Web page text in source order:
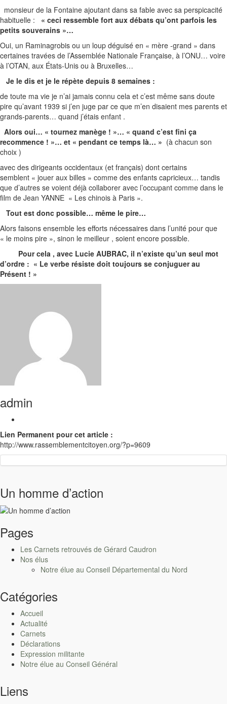
monsieur de la Fontaine ajoutant dans sa fable avec sa perspicacité
habituelle : « ceci ressemble fort aux débats qu’ont parfois les
petits souverains »…
Oui, un Raminagrobis ou un loup déguisé en « mère -grand » dans
certaines travées de l’Assemblée Nationale Française, à l’ONU… voire
à l’OTAN, aux États-Unis ou à Bruxelles…
Je le dis et je le répète depuis 8 semaines :
de toute ma vie je n’ai jamais connu cela et c’est même sans doute
pire qu’avant 1939 si j’en juge par ce que m’en disaient mes parents et
grands-parents… quand j’étais enfant .
Alors oui… « tournez manège ! »… « quand c’est fini ça
recommence ! »… et « pendant ce temps là… » (à chacun son
choix )
avec des dirigeants occidentaux (et français) dont certains
semblent « jouer aux billes » comme des enfants capricieux… tandis
que d’autres se voient déjà collaborer avec l’occupant comme dans le
film de Jean YANNE « Les chinois à Paris ».
Tout est donc possible… même le pire…
Alors faisons ensemble les efforts nécessaires dans l’unité pour que
« le moins pire », sinon le meilleur , soient encore possible.
Pour cela , avec Lucie AUBRAC, il n’existe qu’un seul mot
d’ordre : « Le verbe résiste doit toujours se conjuguer au
Présent ! »
admin
Lien Permanent pour cet article :
http://www.rassemblementcitoyen.org/?p=9609
Un homme d’action
Pages
Les Carnets retrouvés de Gérard Caudron
Nos élus
Notre élue au Conseil Départemental du Nord
Catégories
Accueil
Actualité
Carnets
Déclarations
Expression militante
Notre élue au Conseil Général
Liens